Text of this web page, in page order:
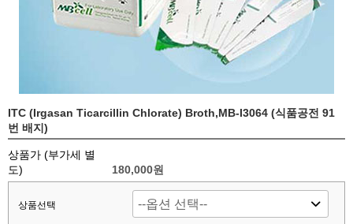
ITC (Irgasan Ticarcillin Chlorate) Broth,MB-I3064 (식품공전 91
번 배지)
상품가 (부가세 별
도)
180,000원
상품선택